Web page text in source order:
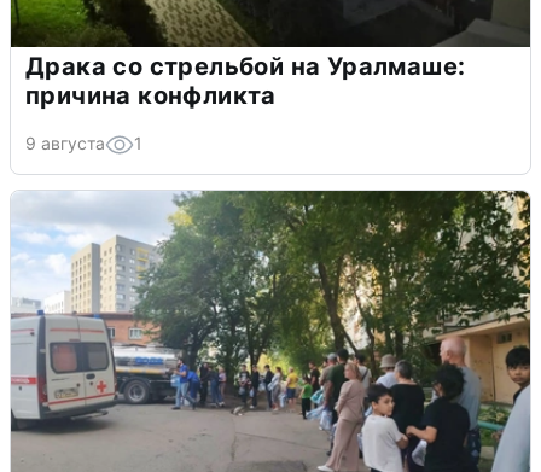
Драка со стрельбой на Уралмаше:
причина конфликта
9 августа 1